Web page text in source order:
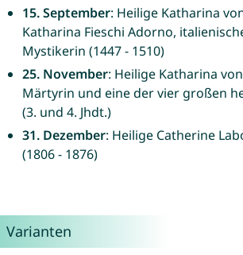
15. September: Heilige Katharina
Katharina Fieschi Adorno,
Mystikerin (1447 - 1510)
25. November: Heilige Katharina
Märtyrin und eine der vier großen
(3. und 4. Jhdt.)
31. Dezember: Heilige Catherine
(1806 - 1876)
Varianten